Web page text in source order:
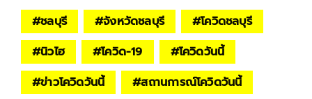
#ชลบุรี #จังหวัดชลบุรี #โควิดชลบุรี
#นิวไฮ #โควิด-19 #โควิดวันนี้
#ข่าวโควิดวันนี้ #สถานการณ์โควิดวันนี้